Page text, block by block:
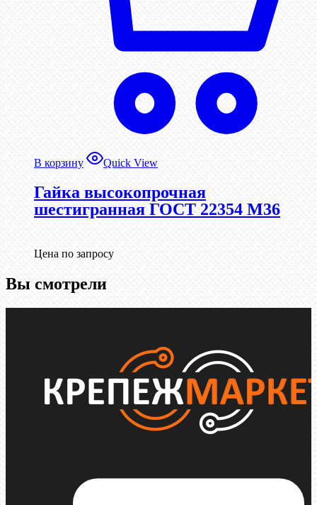
В корзину Quick View
Гайка высокопрочная
шестигранная ГОСТ 22354 М36
Цена по запросу
Вы смотрели